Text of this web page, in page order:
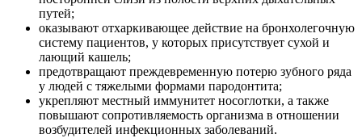
путей;
оказывают отхаркивающее действие на бронхолегочную
систему пациентов, у которых присутствует сухой и
лающий кашель;
предотвращают преждевременную потерю зубного ряда
у людей с тяжелыми формами пародонтита;
укрепляют местный иммунитет носоглотки, а также
повышают сопротивляемость организма в отношении
возбудителей инфекционных заболеваний.